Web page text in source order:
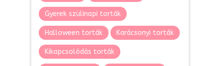
Gyerek szülinapi torták
Halloween torták Karácsonyi torták
Kikapcsolódás torták